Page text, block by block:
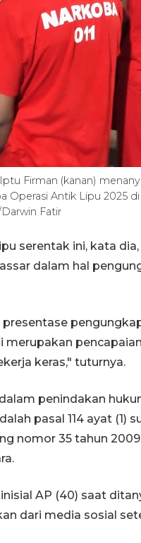
Firman (kanan)
Operasi Antik Lipu 2025
Fatir
serentak ini, kata
dalam hal
merupakan
keras," tuturnya.
penindakan
pasal 114 ayat (1)
nomor 35 tahun
AP (40) saat
dari media sosial